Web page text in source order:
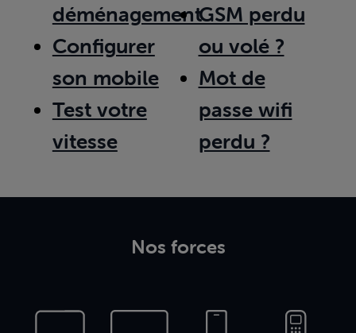
déménagement
Configurer
son mobile
Test votre
vitesse
GSM perdu
ou volé ?
Mot de
passe wifi
perdu ?
Nos forces